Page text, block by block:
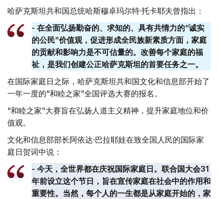
哈萨克斯坦共和国总统哈斯穆卓玛尔特·托卡耶夫曾指出：
- 在全面弘扬勤奋的、求知的、具有共情力的“诚实
的公民”价值观，促进形成全民族新素质方面，家庭
的贡献和影响力是不可估量的。改善每个家庭的福
祉，是我们创建公正哈萨克斯坦的首要任务之一。
在国际家庭日之际，哈萨克斯坦共和国文化和信息部开始了
一年一度的“和睦之家”全国评选大赛的报名。
“和睦之家”大赛旨在弘扬人道主义精神，提升家庭地位和价
值观。
文化和信息部部长阿依达·巴拉耶娃在致全国人民的国际家
庭日贺词中说：
- 今天，全世界都在庆祝国际家庭日。联合国大会31
年前设立这个节日，旨在宣传家庭在社会中的作用和
重要性。当然，每个人的一生都是从家庭开始的，家